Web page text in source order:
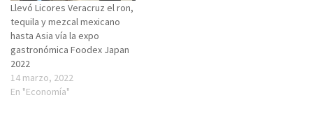
Llevó Licores Veracruz el ron,
tequila y mezcal mexicano
hasta Asia vía la expo
gastronómica Foodex Japan
2022
14 marzo, 2022
En "Economía"